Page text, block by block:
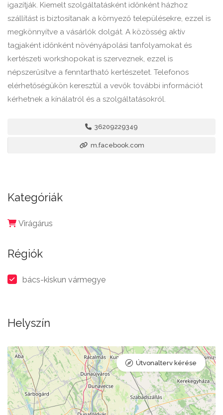
igazítják. Kiemelt szolgáltatásként időnként házhoz
szállítást is biztosítanak a környező településekre, ezzel is
megkönnyítve a vásárlók dolgát. A közösség aktív
tagjaként időnként növényápolási tanfolyamokat és
kertészeti workshopokat is szerveznek, ezzel is
népszerűsítve a fenntartható kertészetet. Telefonos
elérhetőségükön keresztül a vevők további információt
kérhetnek a kínálatról és a szolgáltatásokról.
36209229349
m.facebook.com
Kategóriák
Virágárus
Régiók
bács-kiskun vármegye
Helyszín
Útvonalterv kérése